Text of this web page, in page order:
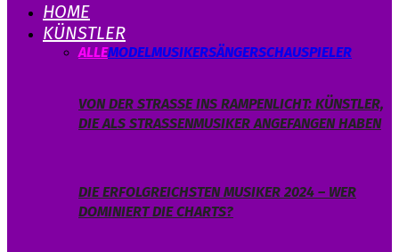
HOME
KÜNSTLER
ALLEMODELMUSIKERSÄNGERSCHAUSPIELER
VON DER STRASSE INS RAMPENLICHT: KÜNSTLER, D
IE ALS STRASSENMUSIKER ANGEFANGEN HABEN
DIE ERFOLGREICHSTEN MUSIKER 2024 – WER
DOMINIERT DIE CHARTS?